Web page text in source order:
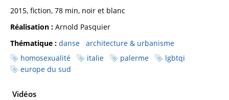
2015, fiction, 78 min, noir et blanc
Réalisation : Arnold Pasquier
Thématique : danse
architecture & urbanisme
homosexualité
italie palerme
lgbtqi
europe du sud
Vidéos